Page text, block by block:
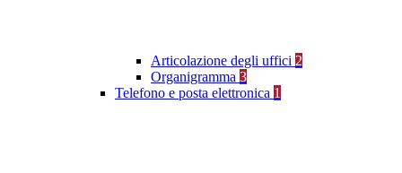
Articolazione degli uffici 2
Organigramma 3
Telefono e posta elettronica 1